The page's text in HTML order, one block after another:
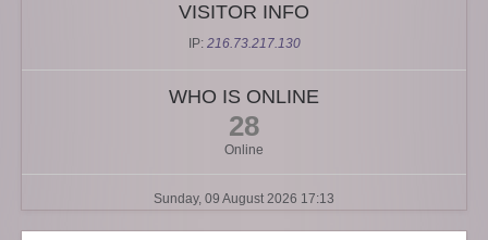
VISITOR INFO
IP: 216.73.217.130
WHO IS ONLINE
28
Online
Sunday, 09 August 2026 17:13